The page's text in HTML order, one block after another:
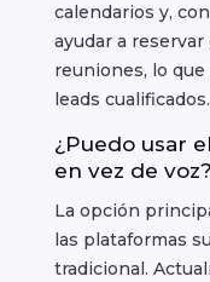
calendarios y,
ayudar a
reuniones, lo
leads cualificados.
¿Puedo usar
en vez de voz?
La opción
las plataformas
tradicional.